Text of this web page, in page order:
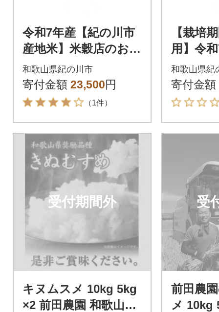
令和7年産【紀の川市
産地米】米穀店のおす
すめ 白米10kg(10kg×
1袋入)品種指定なし
和歌山県紀の川市
寄付金額 23,500円
（1件）
【栽培
用】令
g(5kg×1
産(池田
和歌山県紀
寄付金額
受付期間外
キヌムスメ 10kg 5kg
×2 前田農園 和歌山県
受
前田農
メ 10kg